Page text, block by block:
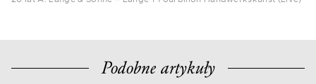
Podobne artykuły